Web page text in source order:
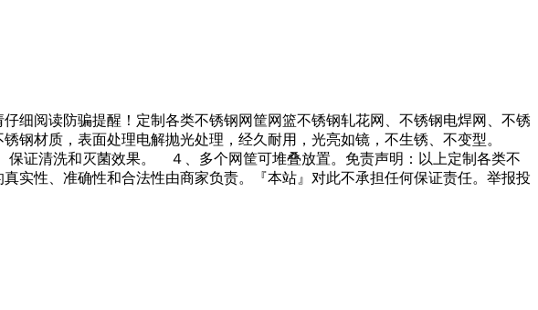
细阅读防骗提醒！定制各类不锈钢网筐网篮不锈钢轧花网、不锈钢电焊网、不锈
钢材质，表面处理电解抛光处理，经久耐用，光亮如镜，不生锈、不变型。
证清洗和灭菌效果。 ４、多个网筐可堆叠放置。免责声明：以上定制各类不
实性、准确性和合法性由商家负责。『本站』对此不承担任何保证责任。举报投